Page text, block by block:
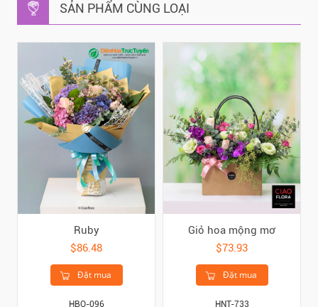
SẢN PHẨM CÙNG LOẠI
Ruby
$86.48
Đặt mua
HBO-096
Giỏ hoa mộng mơ
$73.93
Đặt mua
HNT-733